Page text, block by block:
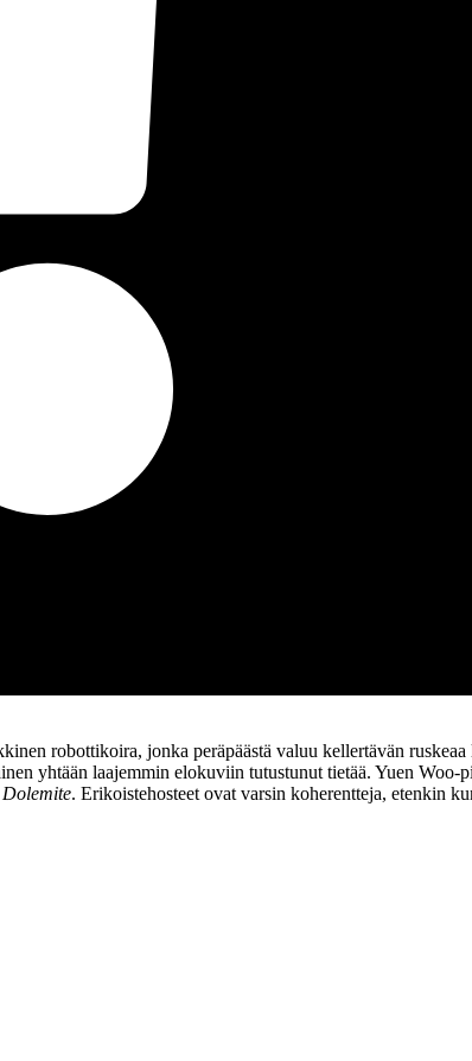
robottikoira, jonka peräpäästä valuu kellertävän
yhtään laajemmin elokuviin tutustunut tietää. Yuen
Dolemite. Erikoistehosteet ovat varsin koherentteja, etenkin